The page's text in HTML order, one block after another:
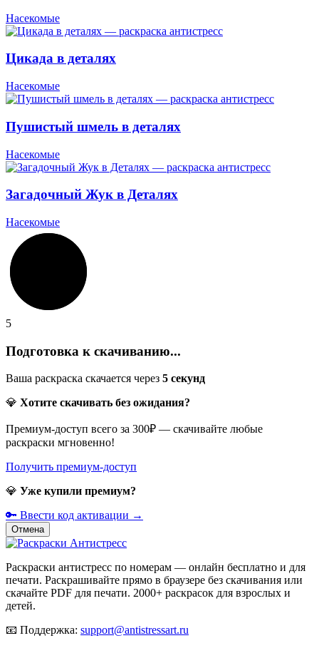
Насекомые
Цикада в деталях
Насекомые
Пушистый шмель в деталях
Насекомые
Загадочный Жук в Деталях
Насекомые
5
Подготовка к скачиванию...
Ваша раскраска скачается через 5 секунд
💎 Хотите скачивать без ожидания?
Премиум-доступ всего за 300₽ — скачивайте любые
раскраски мгновенно!
Получить премиум-доступ
💎 Уже купили премиум?
🔑 Ввести код активации →
Отмена
Раскраски антистресс по номерам — онлайн бесплатно и для
печати. Раскрашивайте прямо в браузере без скачивания или
скачайте PDF для печати. 2000+ раскрасок для взрослых и
детей.
📧 Поддержка: support@antistressart.ru